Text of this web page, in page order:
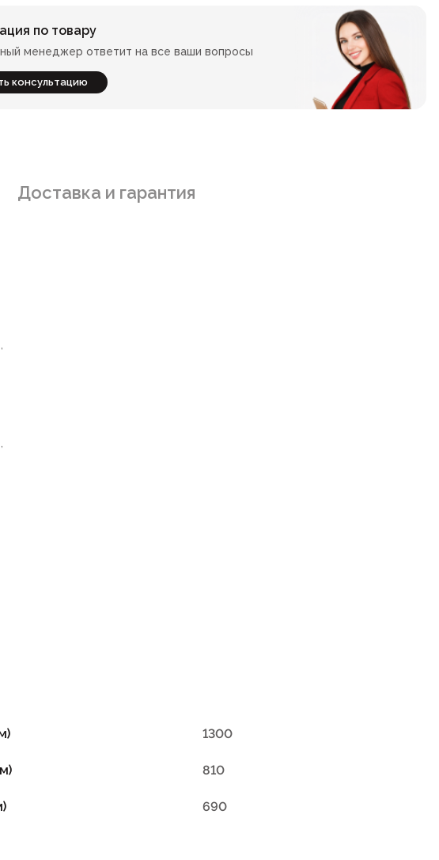
по товару
менеджер ответит на все ваши вопросы
консультацию
Доставка и гарантия
1300
810
690